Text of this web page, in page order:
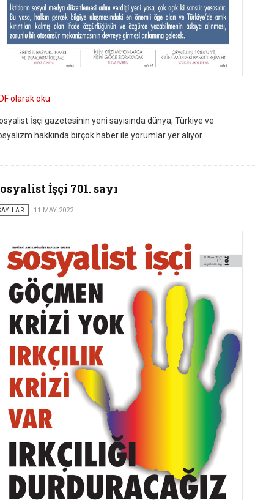
olarak oku
İşçi gazetesinin yeni sayısında dünya, Türkiye ve
hakkında birçok haber ile yorumlar yer alıyor.
İşçi 701. sayı
11 MAY 2022